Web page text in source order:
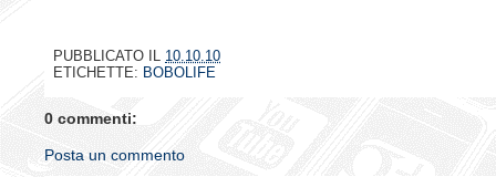
PUBBLICATO IL 10.10.10
ETICHETTE: BOBOLIFE
0 commenti:
Posta un commento